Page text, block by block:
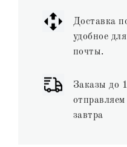
Доставка
удобное
почты.
Заказы до
отправляем
завтра